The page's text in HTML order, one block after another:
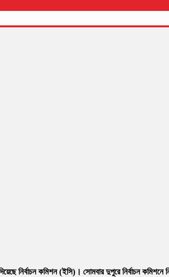
কমিশন (ইসি)। সোমবার দুপুরে নির্বাচন কমিশনে